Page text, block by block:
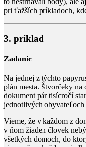
pri ťažších príkladoch,
3. príklad
Zadanie
Na jednej z týchto
plán mesta. Štvorčeky
dokument pár tisícročí
jednotlivých obyvateľoch
Vieme, že v každom z
v ňom žiaden človek
všetkých domoch, do